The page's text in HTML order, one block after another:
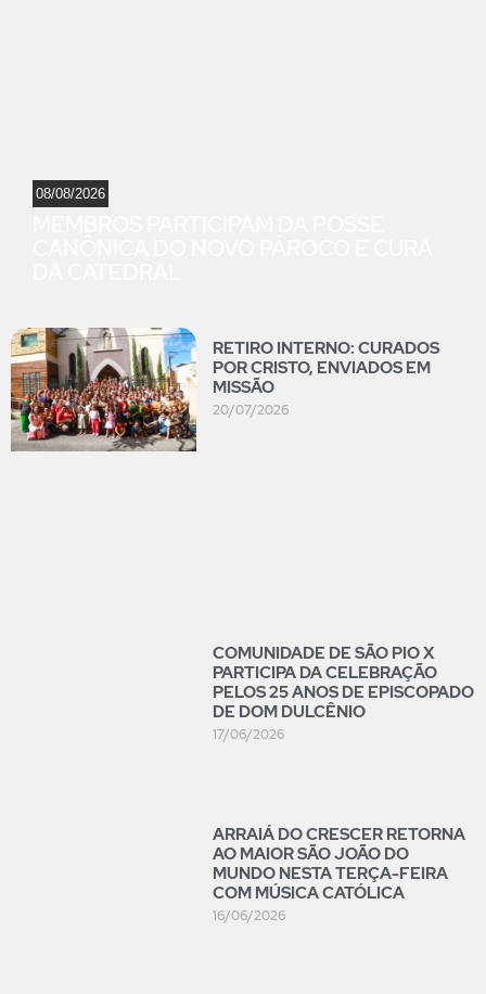
08/08/2026
RETIRO INTERNO: CURADOS
POR CRISTO, ENVIADOS EM
MISSÃO
20/07/2026
COMUNIDADE DE SÃO PIO X
PARTICIPA DA CELEBRAÇÃO
PELOS 25 ANOS DE EPISCOPADO
DE DOM DULCÊNIO
17/06/2026
ARRAIÁ DO CRESCER RETORNA
AO MAIOR SÃO JOÃO DO
MUNDO NESTA TERÇA-FEIRA
COM MÚSICA CATÓLICA
16/06/2026